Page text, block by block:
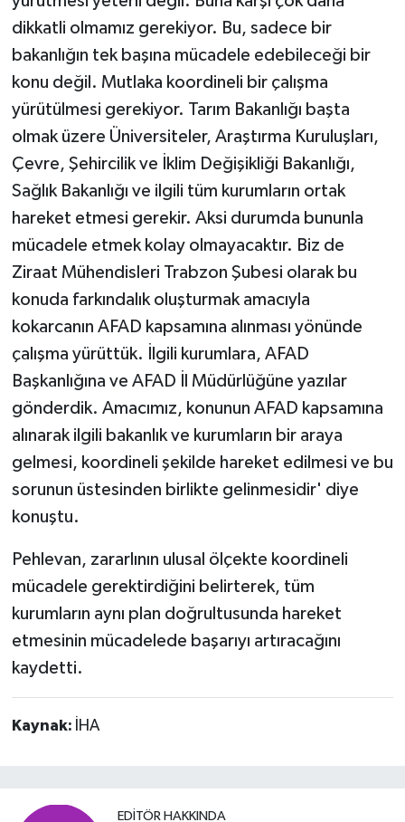
dikkatli olmamız gerekiyor. Bu, sadece bir
bakanlığın tek başına mücadele edebileceği bir
konu değil. Mutlaka koordineli bir çalışma
yürütülmesi gerekiyor. Tarım Bakanlığı başta
olmak üzere Üniversiteler, Araştırma Kuruluşları,
Çevre, Şehircilik ve İklim Değişikliği Bakanlığı,
Sağlık Bakanlığı ve ilgili tüm kurumların ortak
hareket etmesi gerekir. Aksi durumda bununla
mücadele etmek kolay olmayacaktır. Biz de
Ziraat Mühendisleri Trabzon Şubesi olarak bu
konuda farkındalık oluşturmak amacıyla
kokarcanın AFAD kapsamına alınması yönünde
çalışma yürüttük. İlgili kurumlara, AFAD
Başkanlığına ve AFAD İl Müdürlüğüne yazılar
gönderdik. Amacımız, konunun AFAD kapsamına
alınarak ilgili bakanlık ve kurumların bir araya
gelmesi, koordineli şekilde hareket edilmesi ve bu
sorunun üstesinden birlikte gelinmesidir' diye
konuştu.
Pehlevan, zararlının ulusal ölçekte koordineli
mücadele gerektirdiğini belirterek, tüm
kurumların aynı plan doğrultusunda hareket
etmesinin mücadelede başarıyı artıracağını
kaydetti.
Kaynak: İHA
EDITÖR HAKKINDA